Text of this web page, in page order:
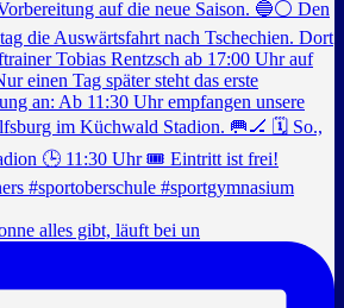
alles gibt, läuft bei un